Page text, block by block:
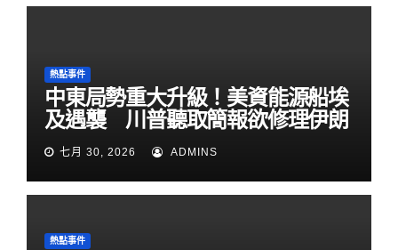
熱點事件
中東局勢重大升級！美資能源船埃
及遇襲 川普聽取簡報欲修理伊朗
七月 30, 2026 ADMINS
熱點事件